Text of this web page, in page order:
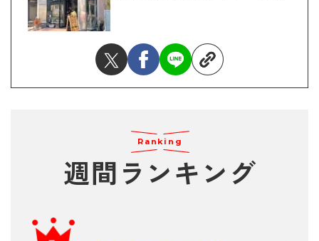
Ranking
週間ランキング